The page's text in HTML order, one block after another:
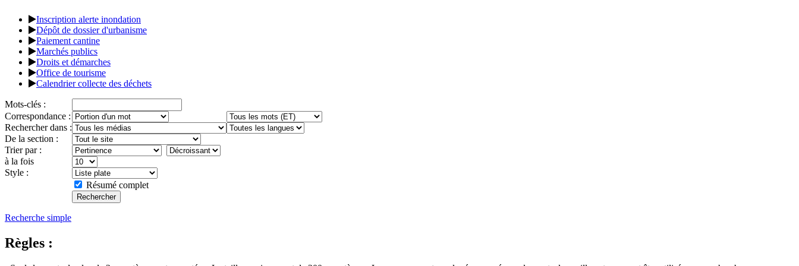
Inscription alerte inondation
Dépôt de dossier d'urbanisme
Paiement cantine
Marchés publics
Droits et démarches
Office de tourisme
Calendrier collecte des déchets
Mots-clés :
Correspondance :
Rechercher dans :
De la section :
Trier par :
à la fois
Style :
Résumé complet
Recherche simple
Règles :